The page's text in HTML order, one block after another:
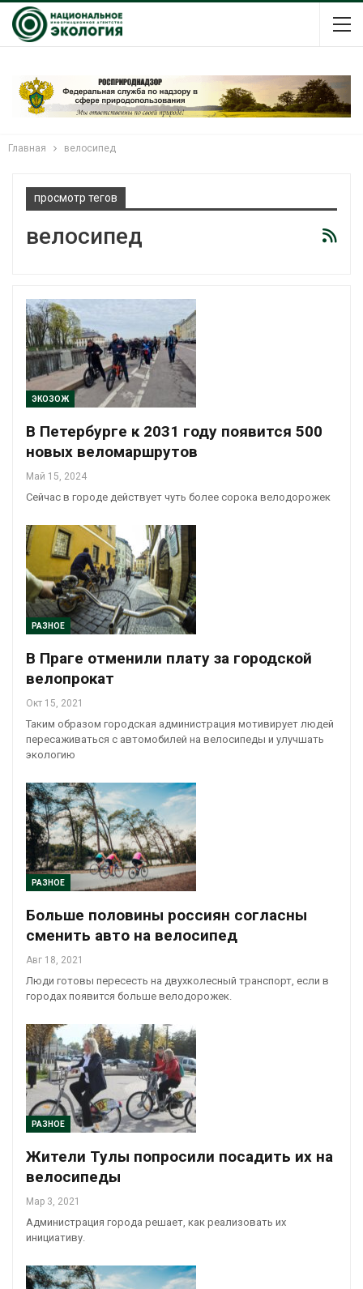
Главная велосипед
просмотр тегов
велосипед
ЭКОЗОЖ
В Петербурге к 2031 году появится 500
новых веломаршрутов
Май 15, 2024
Сейчас в городе действует чуть более сорока велодорожек
РАЗНОЕ
В Праге отменили плату за городской
велопрокат
Окт 15, 2021
Таким образом городская администрация мотивирует людей
пересаживаться с автомобилей на велосипеды и улучшать
экологию
РАЗНОЕ
Больше половины россиян согласны
сменить авто на велосипед
Авг 18, 2021
Люди готовы пересесть на двухколесный транспорт, если в
городах появится больше велодорожек.
РАЗНОЕ
Жители Тулы попросили посадить их на
велосипеды
Мар 3, 2021
Администрация города решает, как реализовать их
инициативу.